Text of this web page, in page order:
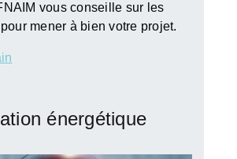
vous conseille sur les
mener à bien votre projet.
énergétique